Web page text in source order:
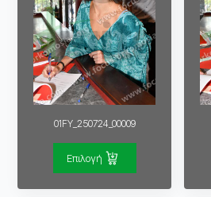
01FY_250724_00009
Επιλογή